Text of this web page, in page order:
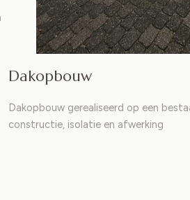
Dakopbouw
Dakopbouw gerealiseerd op een
constructie, isolatie en afwerking